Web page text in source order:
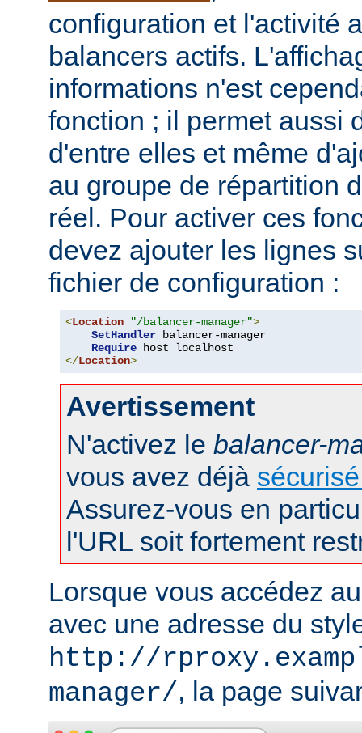
configuration et l'activité
balancers actifs.
informations n'est
fonction ; il permet aussi
d'entre elles et même
au groupe de répartition
réel. Pour activer ces
devez ajouter les lignes
fichier de configuration :
<Location "/balancer-manager">
SetHandler balancer-manager
Require
</Location>
Avertissement
N'activez le balancer-
vous avez déjà
Assurez-vous en
l'URL soit fortement
Lorsque vous accédez
avec une adresse du
http://
manager/, la page